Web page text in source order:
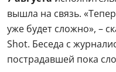
вышла на связь.
уже будет сложно», –
Shot. Беседа с
пострадавшей пока